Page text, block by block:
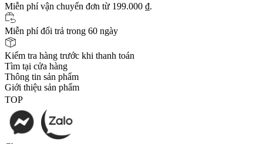
Miễn phí vận chuyển đơn từ 199.000 ₫.
Miễn phí đổi trả trong 60 ngày
Kiểm tra hàng trước khi thanh toán
Tìm tại cửa hàng
Thông tin sản phẩm
Giới thiệu sản phẩm
TOP